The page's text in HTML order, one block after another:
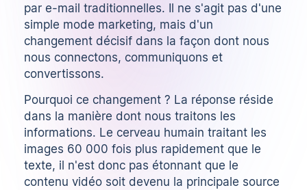
par e-mail traditionnelles. Il ne s'agit pas d'une
simple mode marketing, mais d'un
changement décisif dans la façon dont nous
nous connectons, communiquons et
convertissons.
Pourquoi ce changement ? La réponse réside
dans la manière dont nous traitons les
informations. Le cerveau humain traitant les
images 60 000 fois plus rapidement que le
texte, il n'est donc pas étonnant que le
contenu vidéo soit devenu la principale source